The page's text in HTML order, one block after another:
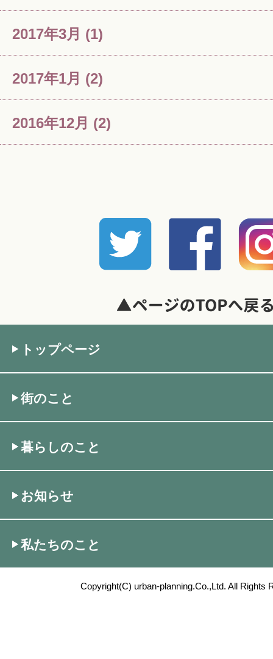
2017年3月 (1)
2017年1月 (2)
2016年12月 (2)
トップページ
街のこと
暮らしのこと
お知らせ
私たちのこと
Copyright(C) urban-planning.Co.,Ltd. All Rights